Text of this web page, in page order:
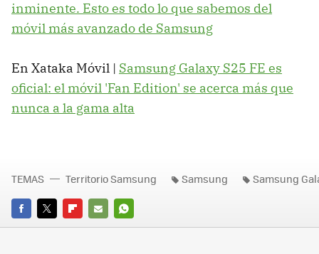
inminente. Esto es todo lo que sabemos del
móvil más avanzado de Samsung
En Xataka Móvil | Samsung Galaxy S25 FE es
oficial: el móvil 'Fan Edition' se acerca más que
nunca a la gama alta
FACEBOOK
TWITTERFLIPBOARD
E-
WHATSAPP
TEMAS Territorio Samsung Samsung Samsung